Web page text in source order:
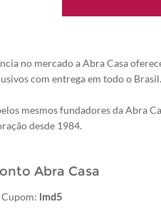
no mercado a Abra Casa
com entrega em todo o Brasil.
mesmos fundadores da Abra
desde 1984.
Abra Casa
lmd5